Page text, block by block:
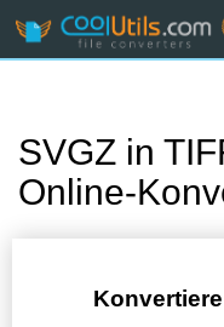
SVGZ in
Online-